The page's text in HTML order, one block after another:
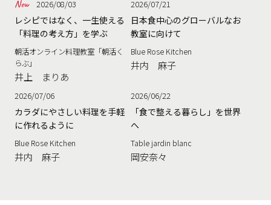
2026/08/03
レシピではなく、一生使える
「料理の考え方」を学ぶ
朝活オンライン料理教室「朝活く
らぶ」
井上 まりあ
2026/07/21
日本食中心のグローバルなお
教室に向けて
Blue Rose Kitchen
井内 麻子
2026/07/06
カラダにやさしい料理を手軽
に作れるように
Blue Rose Kitchen
井内 麻子
2026/06/22
「食で整える暮らし」を世界
へ
Table jardin blanc
岡安奈々